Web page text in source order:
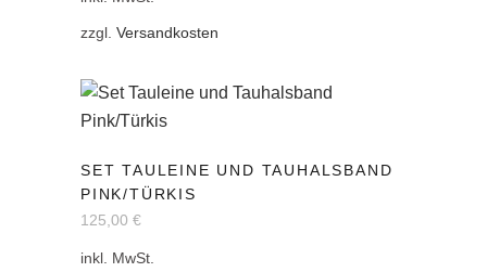
auf.
Optionen
können
der
Produktseite
gewählt
werden
zzgl. Versandkosten
Produkt
weist
mehrere
Varianten
SET TAULEINE UND TAUHALSBAND
PINK/TÜRKIS
125,00 €
inkl. MwSt.